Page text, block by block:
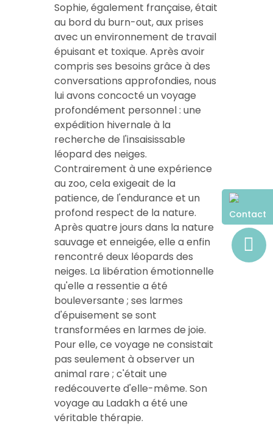
Sophie, également française, était
au bord du burn-out, aux prises
avec un environnement de travail
épuisant et toxique. Après avoir
compris ses besoins grâce à des
conversations approfondies, nous
lui avons concocté un voyage
profondément personnel : une
expédition hivernale à la
recherche de l'insaisissable
léopard des neiges.
Contrairement à une expérience
au zoo, cela exigeait de la
patience, de l'endurance et un
profond respect de la nature.
Après quatre jours dans la nature
sauvage et enneigée, elle a enfin
rencontré deux léopards des
neiges. La libération émotionnelle
qu'elle a ressentie a été
bouleversante ; ses larmes
d'épuisement se sont
transformées en larmes de joie.
Pour elle, ce voyage ne consistait
pas seulement à observer un
animal rare ; c'était une
redécouverte d'elle-même. Son
voyage au Ladakh a été une
véritable thérapie.
Contact